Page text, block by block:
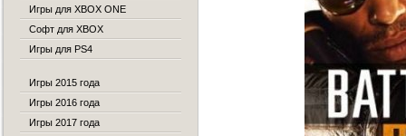
Игры для XBOX ONE
Софт для XBOX
Игры для PS4
Игры 2015 года
Игры 2016 года
Игры 2017 года